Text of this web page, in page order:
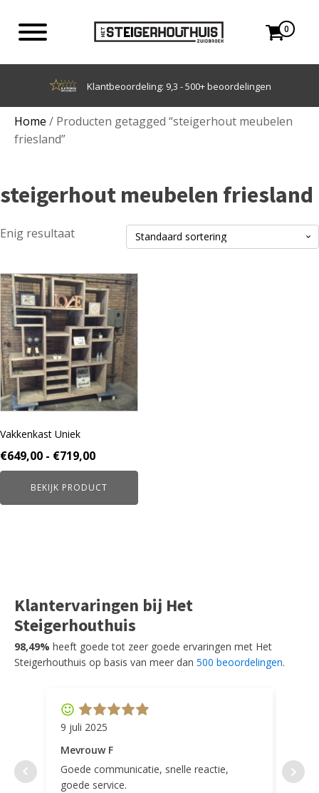
0
beoordelingen Achteraf betalen
Home / Producten getagged “steigerhout meubelen
friesland”
steigerhout meubelen friesland
Enig resultaat
Vakkenkast Uniek
€649,00 - €719,00Prijsklasse:
€649,00
tot
€719,00
BEKIJK PRODUCT
Dit
product
heeft
meerdere
variaties.
Deze
optie
kan
gekozen
op
de
productpagina
Klantervaringen bij Het
Steigerhouthuis
98,49% heeft goede tot zeer goede ervaringen met Het
Steigerhouthuis op basis van meer dan 500 beoordelingen.
9 juli 2025
Mevrouw F
Goede communicatie, snelle reactie,
goede service.
door